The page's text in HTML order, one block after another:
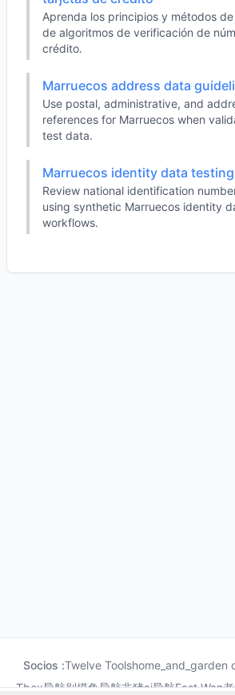
Aprenda los principios y métodos
de algoritmos de verificación de
crédito.
Marruecos address data
Use postal, administrative, and
references for Marruecos when
test data.
Marruecos identity data
Review national identification
using synthetic Marruecos identity
workflows.
Socios :Twelve Toolshome_and_garden
Tbox导航别摸鱼导航非猪ai导航Fast Wan